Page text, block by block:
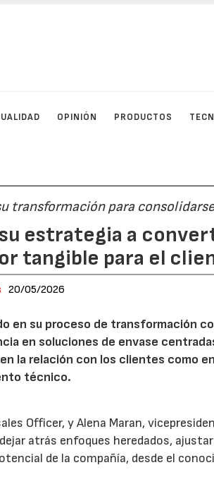
OPINIÓN PRODUCTOS
transformación para
estrategia a
tangible para el
20/05/2026
en su proceso de transformación
en soluciones de envase
la relación con los clientes como
técnico.
Officer, y Alena Maran,
atrás enfoques heredados,
de la compañía, desde el